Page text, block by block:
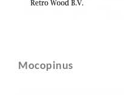
Mocopinus